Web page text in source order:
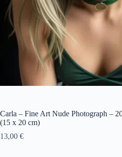
Carla – Fine Art Nude Photograph –
(15 x 20 cm)
13,00 €